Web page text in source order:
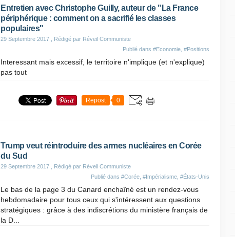
Entretien avec Christophe Guilly, auteur de "La France
périphérique : comment on a sacrifié les classes
populaires"
29 Septembre 2017 , Rédigé par Réveil Communiste
Publié dans #Economie #Positions
Interessant mais excessif, le territoire n'implique (et n'explique)
pas tout
Repost 0
Trump veut réintroduire des armes nucléaires en Corée
du Sud
29 Septembre 2017 , Rédigé par Réveil Communiste
Publié dans #Corée #Impérialisme #États-Unis
Le bas de la page 3 du Canard enchaîné est un rendez-vous
hebdomadaire pour tous ceux qui s'intéressent aux questions
stratégiques : grâce à des indiscrétions du ministère français de
la D...